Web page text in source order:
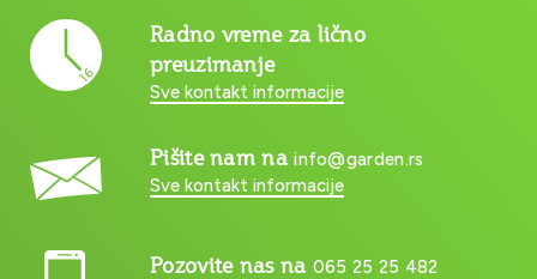
Radno vreme za lično
preuzimanje
Sve kontakt informacije
Pišite nam nainfo@garden.rs
Sve kontakt informacije
Pozovite nas na 065 25 25 482